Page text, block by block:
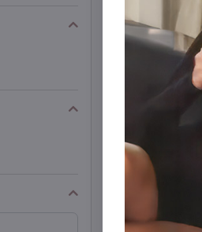
Lagernd